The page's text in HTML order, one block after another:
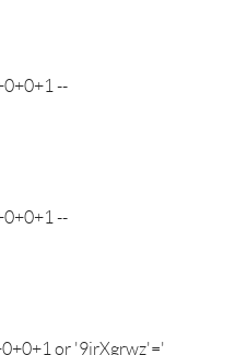
--
--
or '9irXgrwz'='